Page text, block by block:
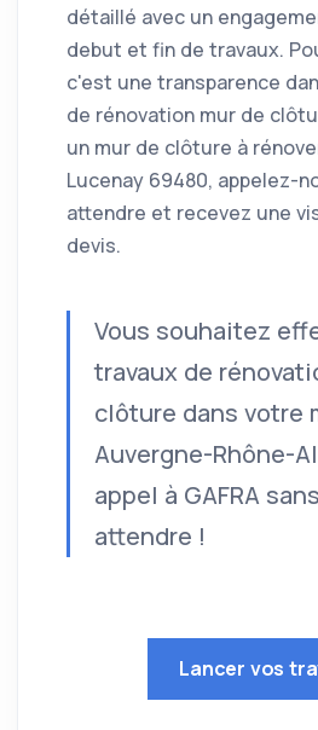
détaillé avec un
debut et fin de travaux.
c'est une transparence
de rénovation mur de
un mur de clôture à
Lucenay 69480, appelez-
attendre et recevez une
devis.
Vous souhaitez
travaux de
clôture dans votre
Auvergne-Rhône-
appel à GAFRA
attendre !
Lancer vos